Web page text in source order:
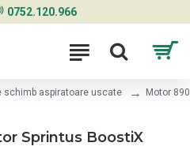
0752.120.966
schimb aspiratoare uscate Motor
Sprintus BoostiX